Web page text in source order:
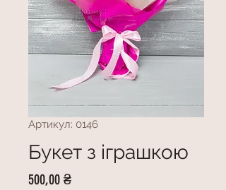
Артикул: 0146
Букет з іграшкою
500,00 ₴Ціна